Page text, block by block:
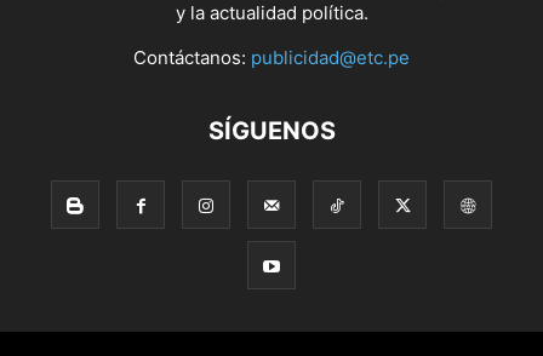
y la actualidad política.
Contáctanos: publicidad@etc.pe
SÍGUENOS